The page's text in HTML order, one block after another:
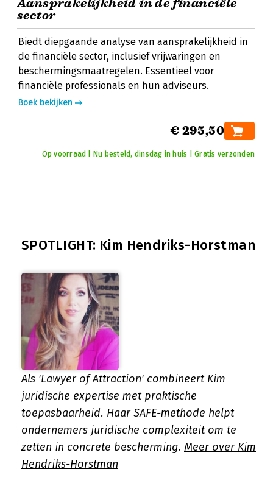
Aansprakelijkheid in de financiële
sector
Biedt diepgaande analyse van aansprakelijkheid in
de financiële sector, inclusief vrijwaringen en
beschermingsmaatregelen. Essentieel voor
financiële professionals en hun adviseurs.
Boek bekijken
€ 295,50
Op voorraad | Nu besteld, dinsdag in huis | Gratis verzonden
SPOTLIGHT: Kim Hendriks-Horstman
Als 'Lawyer of Attraction' combineert Kim
juridische expertise met praktische
toepasbaarheid. Haar SAFE-methode helpt
ondernemers juridische complexiteit om te
zetten in concrete bescherming. Meer over Kim
Hendriks-Horstman